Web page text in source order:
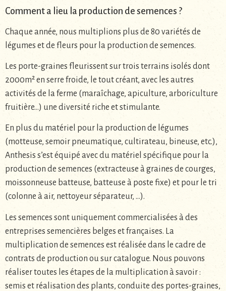
Comment a lieu la production de semences ?
Chaque année, nous multiplions plus de 80 variétés de
légumes et de fleurs pour la production de semences.
Les porte-graines fleurissent sur trois terrains isolés dont
2000m² en serre froide, le tout créant, avec les autres
activités de la ferme (maraîchage, apiculture, arboriculture
fruitière…) une diversité riche et stimulante.
En plus du matériel pour la production de légumes
(motteuse, semoir pneumatique, cultirateau, bineuse, etc.),
Anthesis s’est équipé avec du matériel spécifique pour la
production de semences (extracteuse à graines de courges,
moissonneuse batteuse, batteuse à poste fixe) et pour le tri
(colonne à air, nettoyeur séparateur, …).
Les semences sont uniquement commercialisées à des
entreprises semencières belges et françaises. La
multiplication de semences est réalisée dans le cadre de
contrats de production ou sur catalogue. Nous pouvons
réaliser toutes les étapes de la multiplication à savoir :
semis et réalisation des plants, conduite des portes-graines,